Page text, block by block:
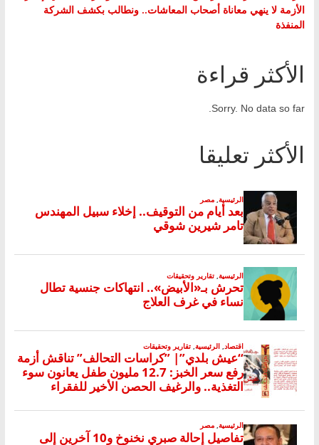
الأزمة لا ينهي معاناة أصحاب المعاشات.. ونطالب بكشف الشركة
المنفذة
الأكثر قراءة
Sorry. No data so far.
الأكثر تعليقا